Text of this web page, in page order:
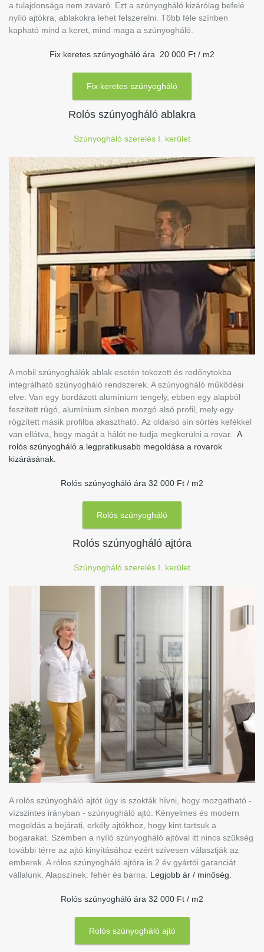
a tulajdonsága nem zavaró. Ezt a szúnyogháló kizárólag befelé
nyíló ajtókra, ablakokra lehet felszerelni. Több féle színben
kapható mind a keret, mind maga a szúnyogháló.
Fix keretes szúnyogháló ára 20 000 Ft / m2
Fix keretes szúnyogháló
Rolós szúnyogháló ablakra
Szúnyogháló szerelés I. kerület
A mobil szúnyoghálók ablak esetén tokozott és redőnytokba
integrálható szúnyogháló rendszerek. A szúnyogháló működési
elve: Van egy bordázott alumínium tengely, ebben egy alapból
feszített rúgó, alumínium sínben mozgó alsó profil, mely egy
rögzített másik profilba akasztható. Az oldalsó sín sörtés kefékkel
van ellátva, hogy magát a hálót ne tudja megkerülni a rovar. A
rolós szúnyogháló a legpratikusabb megoldása a rovarok
kizárásának.
Rolós szúnyogháló ára 32 000 Ft / m2
Rolós szúnyogháló
Rolós szúnyogháló ajtóra
Szúnyogháló szerelés I. kerület
A rolós szúnyogháló ajtót úgy is szokták hívni, hogy mozgatható -
vízszintes irányban - szúnyogháló ajtó. Kényelmes és modern
megoldás a bejárati, erkély ajtókhoz, hogy kint tartsuk a
bogarakat. Szemben a nyíló szúnyogháló ajtóval itt nincs szükség
további térre az ajtó kinyításához ezért szívesen választják az
emberek. A rólos szúnyogháló ajtóra is 2 év gyártói garanciát
vállalunk. Alapszínek: fehér és barna. Legjobb ár / minőség.
Rolós szúnyogháló ára 32 000 Ft / m2
Rolós szúnyogháló ajtó